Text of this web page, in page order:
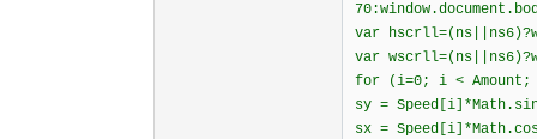
var
var
for (i=0; i <
sy =
sx =